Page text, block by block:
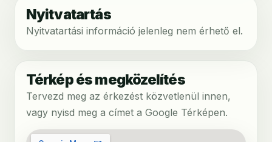
Nyitvatartás
Nyitvatartási információ jelenleg nem érhető el.
Térkép és megközelítés
Tervezd meg az érkezést közvetlenül innen,
vagy nyisd meg a címet a Google Térképen.